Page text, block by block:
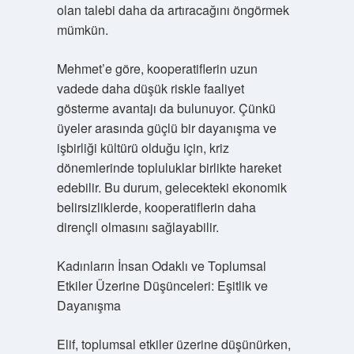
olan talebi daha da artıracağını öngörmek
mümkün.
Mehmet’e göre, kooperatiflerin uzun
vadede daha düşük riskle faaliyet
gösterme avantajı da bulunuyor. Çünkü
üyeler arasında güçlü bir dayanışma ve
işbirliği kültürü olduğu için, kriz
dönemlerinde topluluklar birlikte hareket
edebilir. Bu durum, gelecekteki ekonomik
belirsizliklerde, kooperatiflerin daha
dirençli olmasını sağlayabilir.
Kadınların İnsan Odaklı ve Toplumsal
Etkiler Üzerine Düşünceleri: Eşitlik ve
Dayanışma
Elif, toplumsal etkiler üzerine düşünürken,